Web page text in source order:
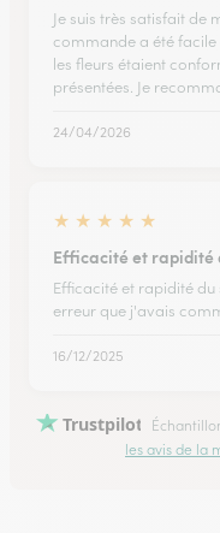
Je suis très satisfait de
commande a été
les fleurs étaient
présentées. Je
24/04/2026
★ ★ ★ ★ ★
Efficacité et rapidité
Efficacité et rapidité
erreur que j'avais
16/12/2025
Trustpilot
les avis de la